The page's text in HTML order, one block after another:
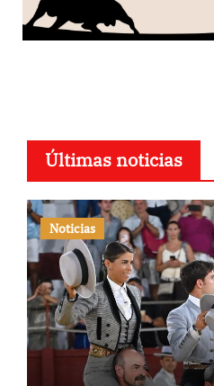
Últimas noticias
Noticias